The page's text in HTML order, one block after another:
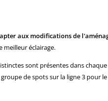
aux modifications de
meilleur éclairage.
sont présentes dans
de spots sur la ligne 3 pour